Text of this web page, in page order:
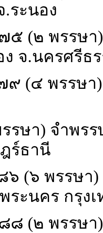
.ระนอง
(๒ พรรษา)
ง จ.นครศรีธ
(๔ พรรษา)
ษา) จำพร
ร์ธานี
(๖ พรรษา)
ระนคร กรุง
(๒ พรรษา)